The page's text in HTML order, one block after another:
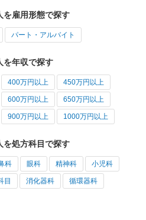
を雇用形態で探す
パート・アルバイト
を年収で探す
400万円以上 450万円以上
600万円以上 650万円以上
900万円以上 1000万円以上
を処方科目で探す
科 眼科 精神科 小児科
目 消化器科 循環器科